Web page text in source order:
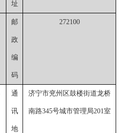
址
邮
政
编
码
272100
通
讯
地
济宁市兖州区鼓楼街道龙桥
南路345号城市管理局201室